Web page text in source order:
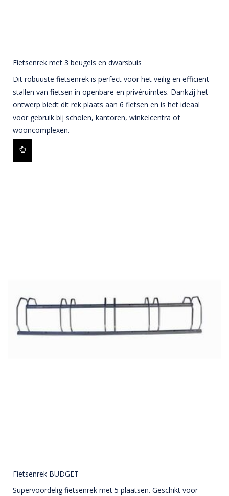
Fietsenrek met 3 beugels en dwarsbuis
Dit robuuste fietsenrek is perfect voor het veilig en efficiënt
stallen van fietsen in openbare en privéruimtes. Dankzij het
ontwerp biedt dit rek plaats aan 6 fietsen en is het ideaal
voor gebruik bij scholen, kantoren, winkelcentra of
wooncomplexen.
Fietsenrek BUDGET
Supervoordelig fietsenrek met 5 plaatsen. Geschikt voor